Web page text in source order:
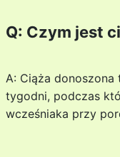
Q: Czym jest
A: Ciąża
tygodni, podczas
wcześniaka przy